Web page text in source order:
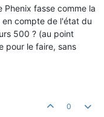
Phenix fasse comme la
en compte de l'état du
500 ? (au point
pour le faire, sans
0